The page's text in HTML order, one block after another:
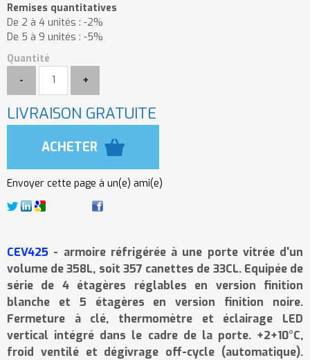
Remises quantitatives
De 2 à 4 unités : -2%
De 5 à 9 unités : -5%
Quantité
LIVRAISON GRATUITE
Envoyer cette page à un(e) ami(e)
CEV425 - armoire réfrigérée à une porte vitrée d'un
volume de 358L, soit 357 canettes de 33CL. Equipée de
série de 4 étagères réglables en version finition
blanche et 5 étagères en version finition noire.
Fermeture à clé, thermomètre et éclairage LED
vertical intégré dans le cadre de la porte. +2+10°C,
froid ventilé et dégivrage off-cycle (automatique).